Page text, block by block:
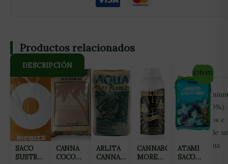
DESCRIPCIÓN
Micobioma (WP) es una mezcla de microorganismos premium
con una de las mayores concentraciones del mercado (>10%).
Funciona como un bio-estimulante para cultivos orgánicos e
intensivos que buscan maximizar la producción. Se trata de
producto 100% orgánico y completamente soluble en agua
(WP). CARACTERÍSTICAS: -Incrementa la producción de
Productos relacionados
SACO
SUSTRATO
CANNA
COCO
ARLITA
CANNA
CANNABOOM
MORE
¡Oferta!
ATAMI
SACO